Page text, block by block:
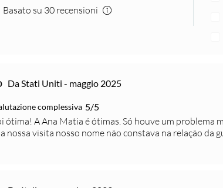
Basato su 30 recensioni
Da Stati Uniti - maggio 2025
complessiva 5/5
ótima! A Ana Matia é ótimas. Só houve um problema
nossa visita nosso nome não constava na relação da